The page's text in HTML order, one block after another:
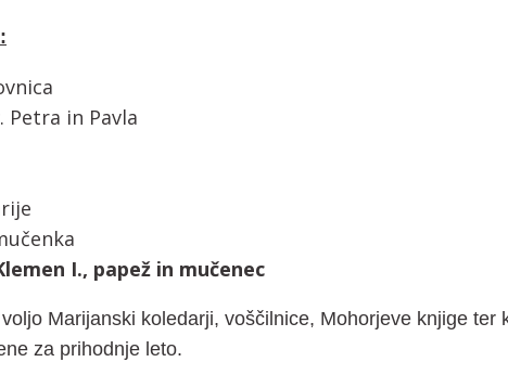
Petra in Pavla
I., papež in mučenec
Marijanski koledarji, voščilnice, Mohorjeve knjige ter
za prihodnje leto.